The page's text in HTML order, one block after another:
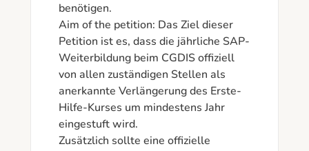
benötigen.
Aim of the petition: Das Ziel dieser
Petition ist es, dass die jährliche SAP-
Weiterbildung beim CGDIS offiziell
von allen zuständigen Stellen als
anerkannte Verlängerung des Erste-
Hilfe-Kurses um mindestens Jahr
eingestuft wird.
Zusätzlich sollte eine offizielle